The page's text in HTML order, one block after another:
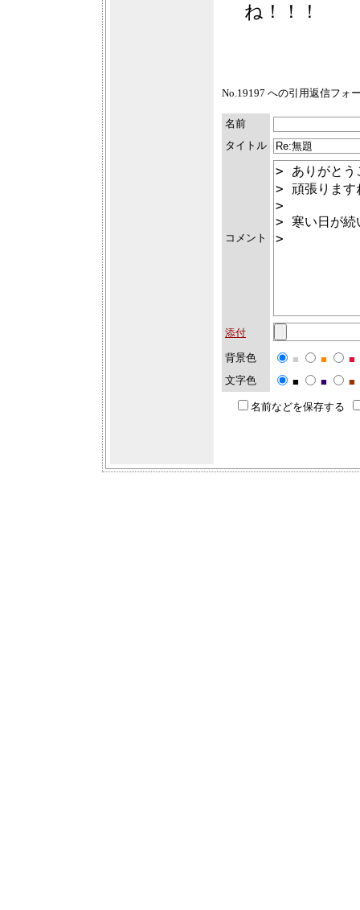
ね！！！
No.19197 への引用返信フォ
名前
タイトル
コメント
添付
背景色 ■ ■
■
文字色
■ ■ ■
名前などを保存する